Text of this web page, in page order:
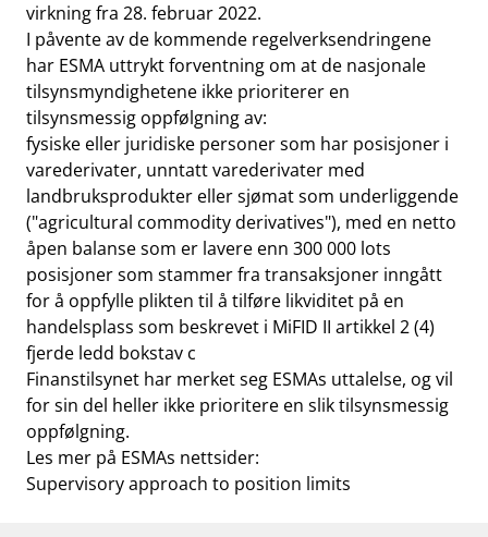
virkning fra 28. februar 2022.
I påvente av de kommende regelverksendringene
har ESMA uttrykt forventning om at de nasjonale
tilsynsmyndighetene ikke prioriterer en
tilsynsmessig oppfølgning av:
fysiske eller juridiske personer som har posisjoner i
varederivater, unntatt varederivater med
landbruksprodukter eller sjømat som underliggende
("agricultural commodity derivatives"), med en netto
åpen balanse som er lavere enn 300 000 lots
posisjoner som stammer fra transaksjoner inngått
for å oppfylle plikten til å tilføre likviditet på en
handelsplass som beskrevet i MiFID II artikkel 2 (4)
fjerde ledd bokstav c
Finanstilsynet har merket seg ESMAs uttalelse, og vil
for sin del heller ikke prioritere en slik tilsynsmessig
oppfølgning.
Les mer på ESMAs nettsider:
Supervisory approach to position limits